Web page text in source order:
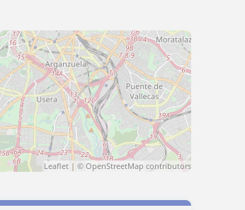
Leaflet| © OpenStreetMap contributors